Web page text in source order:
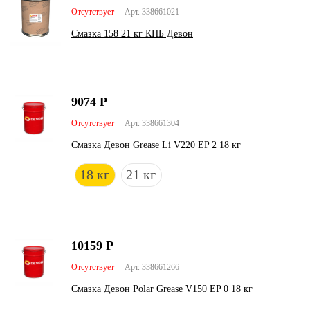
Арт. 338661021
Отсутствует
Смазка 158 21 кг КНБ Девон
Арт. 338661304
Отсутствует
Смазка Девон Grease Li V220 EP 2 18 кг
18 кг 21 кг
9074 Р
Арт. 338661266
Отсутствует
Смазка Девон Polar Grease V150 EP 0 18 кг
10159 Р